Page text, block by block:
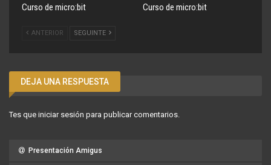
Curso de micro:bit Curso de micro:bit
ANTERIOR SEGUINTE
DEJA UNA RESPUESTA
Tes que iniciar sesión para publicar comentarios.
Presentación Amigus